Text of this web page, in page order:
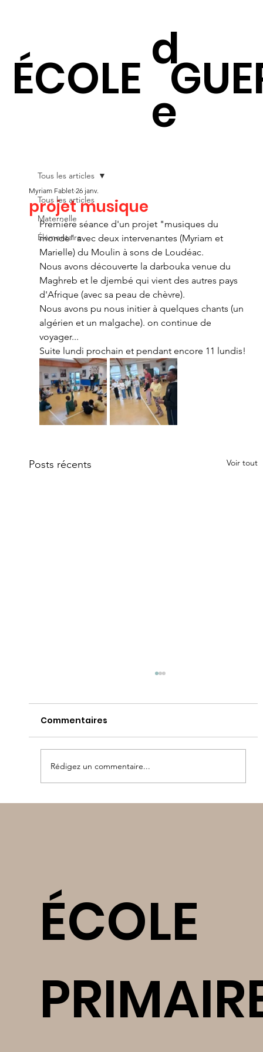
d
e
ÉCOLE
Tous les articles
Maternelle
Élémentaire
Tous les articles
projet musique
Myriam Fablet 26 janv.
Première séance d'un projet "musiques du
monde" avec deux intervenantes (Myriam et
Marielle) du Moulin à sons de Loudéac.
Nous avons découverte la darbouka venue du
Maghreb et le djembé qui vient des autres pays
d'Afrique (avec sa peau de chèvre).
Nous avons pu nous initier à quelques chants (un
algérien et un malgache). on continue de
voyager...
Suite lundi prochain et pendant encore 11 lundis!
Posts récents Voir tout
Olympiades maternelle
Commentaires
Rédigez un commentaire...
ÉCOLE